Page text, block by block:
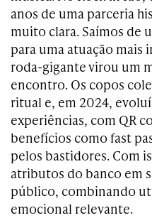
anos de uma parceria
muito clara. Saímos de
para uma atuação mais
roda-gigante virou um
encontro. Os copos
ritual e, em 2024,
experiências, com QR
benefícios como fast
pelos bastidores. Com
atributos do banco em
público, combinando
emocional relevante.